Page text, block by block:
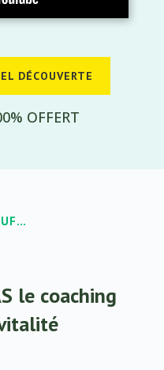
DÉCOUVERTE
OFFERT
le coaching